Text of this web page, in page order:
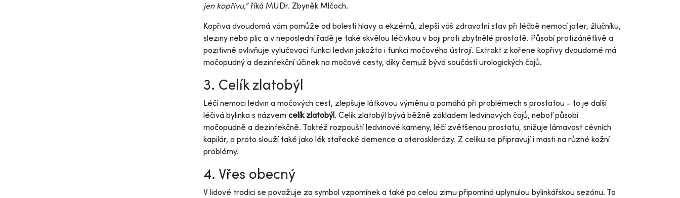
jen kopřivu,” říká MUDr. Zbyněk Mlčoch.
Kopřiva dvoudomá vám pomůže od bolestí hlavy a ekzémů, zlepší váš zdravotní stav při léčbě nemocí jater, žlučníku,
sleziny nebo plic a v neposlední řadě je také skvělou léčivkou v boji proti zbytnělé prostatě. Působí protizánětlivě a
pozitivně ovlivňuje vylučovací funkci ledvin jakožto i funkci močového ústrojí. Extrakt z kořene kopřivy dvoudomé má
močopudný a dezinfekční účinek na močové cesty, díky čemuž bývá součástí urologických čajů.
3. Celík zlatobýl
Léčí nemoci ledvin a močových cest, zlepšuje látkovou výměnu a pomáhá při problémech s prostatou - to je další
léčivá bylinka s názvem celík zlatobýl. Celík zlatobýl bývá běžně základem ledvinových čajů, neboť působí
močopudně a dezinfekčně. Taktéž rozpouští ledvinové kameny, léčí zvětšenou prostatu, snižuje lámavost cévních
kapilár, a proto slouží také jako lék stařecké demence a aterosklerózy. Z celíku se připravují i masti na různé kožní
problémy.
4. Vřes obecný
V lidové tradici se považuje za symbol vzpomínek a také po celou zimu připomíná uplynulou bylinkářskou sezónu. To